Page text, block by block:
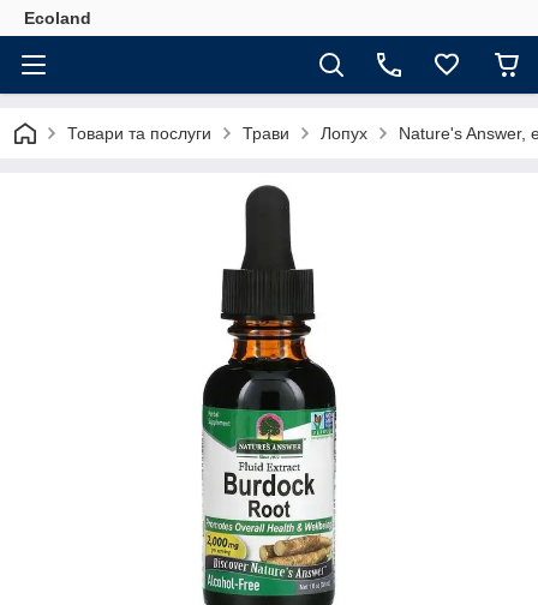
Ecoland
Товари та послуги Трави Лопух Nature's Answer,